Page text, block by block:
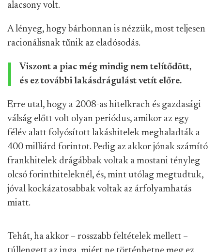
alacsony volt.
A lényeg, hogy bárhonnan is nézzük, most teljesen
racionálisnak tűnik az eladósodás.
Viszont a piac még mindig nem telítődött,
és ez további lakásdrágulást vetít előre.
Erre utal, hogy a 2008-as hitelkrach és gazdasági
válság előtt volt olyan periódus, amikor az egy
félév alatt folyósított lakáshitelek meghaladták a
400 milliárd forintot. Pedig az akkor jónak számító
frankhitelek drágábbak voltak a mostani tényleg
olcsó forinthiteleknél, és, mint utólag megtudtuk,
jóval kockázatosabbak voltak az árfolyamhatás
miatt.
Tehát, ha akkor – rosszabb feltételek mellett –